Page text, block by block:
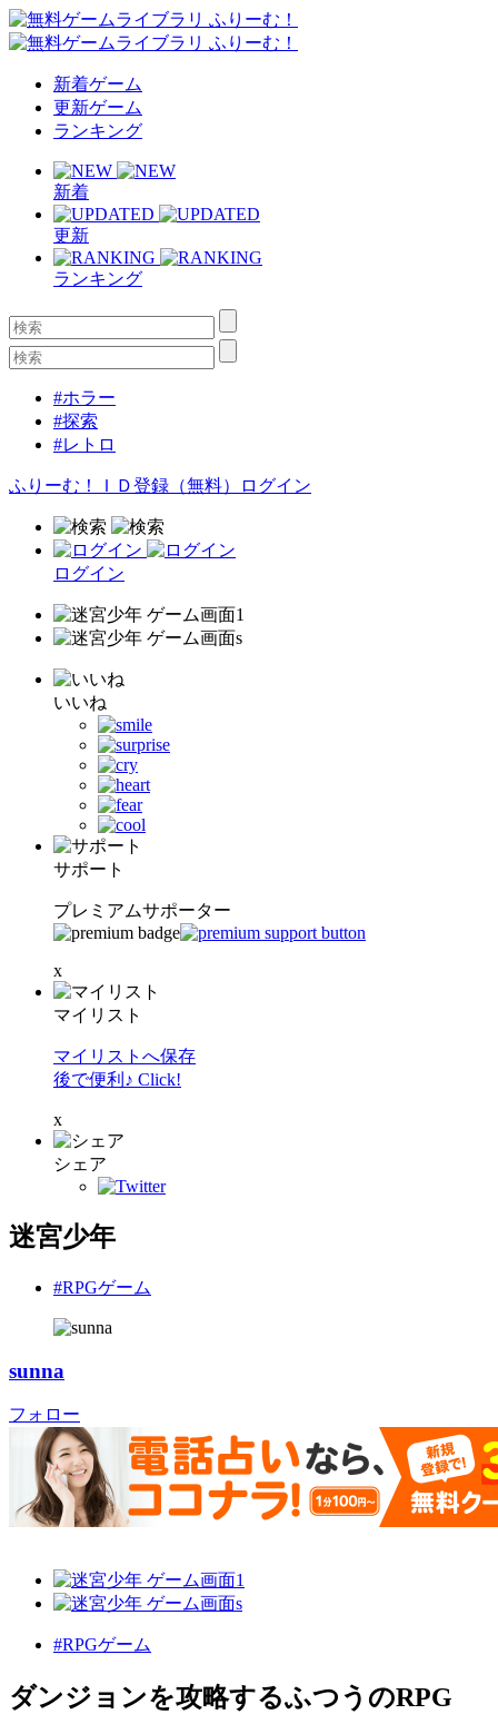
新着ゲーム
更新ゲーム
ランキング
新着
更新
ランキング
#ホラー
#探索
#レトロ
ふりーむ！ＩＤ登録（無料） ログイン
ログイン
いいね
サポート
プレミアムサポーター
x
マイリスト
マイリストへ保存
後で便利♪ Click!
x
シェア
迷宮少年
#RPGゲーム
sunna
フォロー
#RPGゲーム
ダンジョンを攻略するふつうのRPG